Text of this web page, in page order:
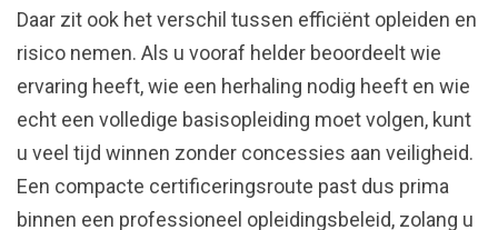
Daar zit ook het verschil tussen efficiënt opleiden en
risico nemen. Als u vooraf helder beoordeelt wie
ervaring heeft, wie een herhaling nodig heeft en wie
echt een volledige basisopleiding moet volgen, kunt
u veel tijd winnen zonder concessies aan veiligheid.
Een compacte certificeringsroute past dus prima
binnen een professioneel opleidingsbeleid, zolang u